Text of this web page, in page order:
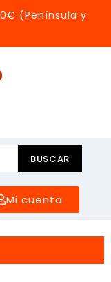
(Península y
BUSCAR
Mi cuenta